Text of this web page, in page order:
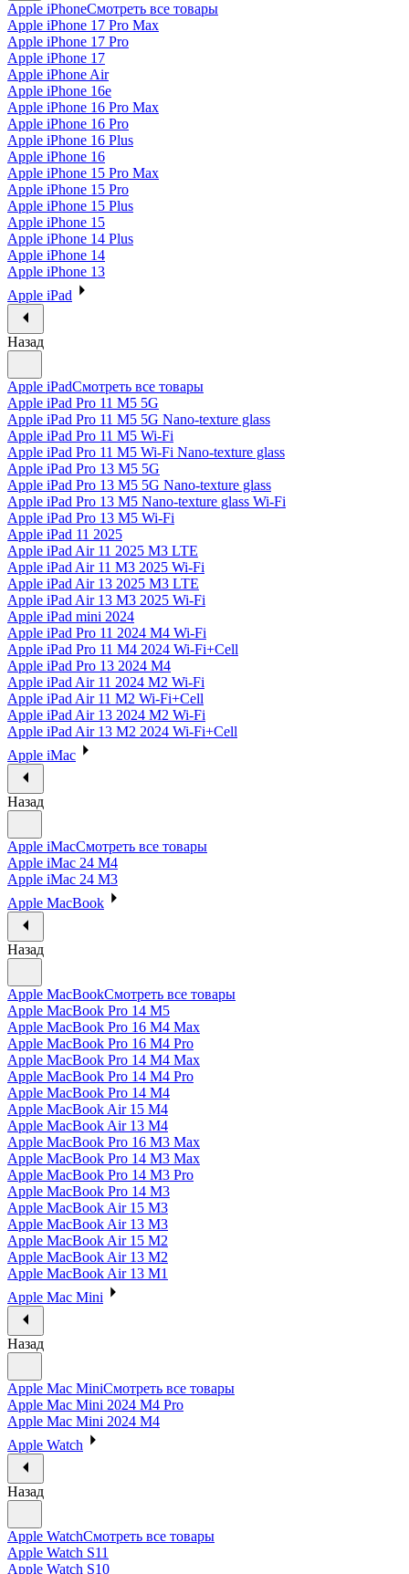
Apple iPhoneСмотреть все товары
Apple iPhone 17 Pro Max
Apple iPhone 17 Pro
Apple iPhone 17
Apple iPhone Air
Apple iPhone 16e
Apple iPhone 16 Pro Max
Apple iPhone 16 Pro
Apple iPhone 16 Plus
Apple iPhone 16
Apple iPhone 15 Pro Max
Apple iPhone 15 Pro
Apple iPhone 15 Plus
Apple iPhone 15
Apple iPhone 14 Plus
Apple iPhone 14
Apple iPhone 13
Apple iPad
Назад
Apple iPadСмотреть все товары
Apple iPad Pro 11 M5 5G
Apple iPad Pro 11 M5 5G Nano-texture glass
Apple iPad Pro 11 M5 Wi-Fi
Apple iPad Pro 11 M5 Wi-Fi Nano-texture glass
Apple iPad Pro 13 M5 5G
Apple iPad Pro 13 M5 5G Nano-texture glass
Apple iPad Pro 13 M5 Nano-texture glass Wi-Fi
Apple iPad Pro 13 M5 Wi-Fi
Apple iPad 11 2025
Apple iPad Air 11 2025 M3 LTE
Apple iPad Air 11 M3 2025 Wi-Fi
Apple iPad Air 13 2025 M3 LTE
Apple iPad Air 13 M3 2025 Wi-Fi
Apple iPad mini 2024
Apple iPad Pro 11 2024 M4 Wi-Fi
Apple iPad Pro 11 M4 2024 Wi-Fi+Cell
Apple iPad Pro 13 2024 M4
Apple iPad Air 11 2024 M2 Wi-Fi
Apple iPad Air 11 M2 Wi-Fi+Cell
Apple iPad Air 13 2024 M2 Wi-Fi
Apple iPad Air 13 M2 2024 Wi-Fi+Cell
Apple iMac
Назад
Apple iMacСмотреть все товары
Apple iMac 24 M4
Apple iMac 24 M3
Apple MacBook
Назад
Apple MacBookСмотреть все товары
Apple MacBook Pro 14 M5
Apple MacBook Pro 16 M4 Max
Apple MacBook Pro 16 M4 Pro
Apple MacBook Pro 14 M4 Max
Apple MacBook Pro 14 M4 Pro
Apple MacBook Pro 14 M4
Apple MacBook Air 15 M4
Apple MacBook Air 13 M4
Apple MacBook Pro 16 M3 Max
Apple MacBook Pro 14 M3 Max
Apple MacBook Pro 14 M3 Pro
Apple MacBook Pro 14 M3
Apple MacBook Air 15 M3
Apple MacBook Air 13 M3
Apple MacBook Air 15 M2
Apple MacBook Air 13 M2
Apple MacBook Air 13 M1
Apple Mac Mini
Назад
Apple Mac MiniСмотреть все товары
Apple Mac Mini 2024 M4 Pro
Apple Mac Mini 2024 M4
Apple Watch
Назад
Apple WatchСмотреть все товары
Apple Watch S11
Apple Watch S10